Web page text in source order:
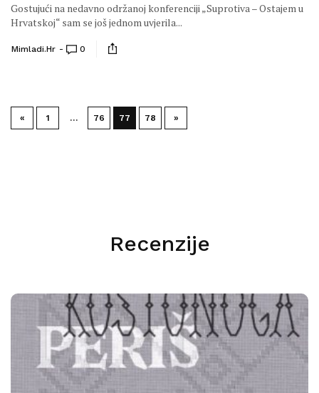
Gostujući na nedavno održanoj konferenciji „Suprotiva – Ostajem u
Hrvatskoj“ sam se još jednom uvjerila...
Mimladi.hr 0
« 1 … 76 77 78 »
Recenzije